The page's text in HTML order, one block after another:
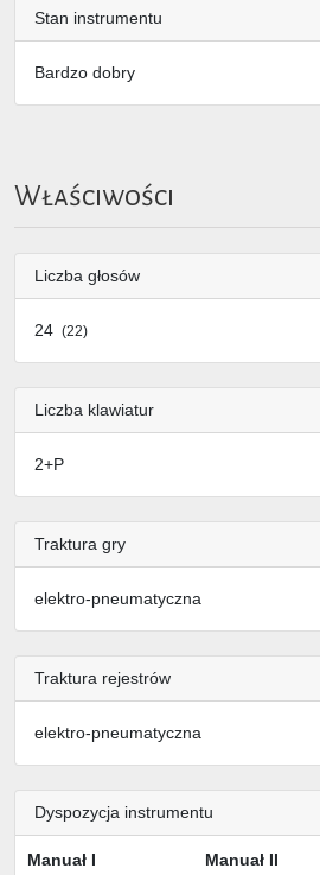
Stan instrumentu
Bardzo dobry
Właściwości
Liczba głosów
24 (22)
Liczba klawiatur
2+P
Traktura gry
elektro-pneumatyczna
Traktura rejestrów
elektro-pneumatyczna
Dyspozycja instrumentu
Manuał I Manuał II